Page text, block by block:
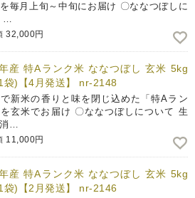
毎月上旬～中旬にお届け 〇ななつぼしに
…
32,000円
産 特Aランク米 ななつぼし 玄米 5kg
袋)【4月発送】 nr-2148
新米の香りと味を閉じ込めた「特Aラン
玄米でお届け 〇ななつぼしについて 生
消…
11,000円
産 特Aランク米 ななつぼし 玄米 5kg
袋)【2月発送】 nr-2146